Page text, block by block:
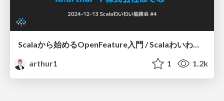
Scalaから始めるOpenFeature入門 / Scalaわいわい勉強会 #4
arthur1
1 1.2k